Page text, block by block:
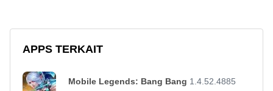
APPS TERKAIT
Mobile Legends: Bang Bang 1.4.52.4885